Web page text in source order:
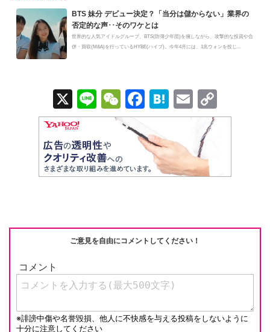
BTS 妹分 デビュー決定？「当分は儲からない」業界の
否定的な声･･そのワケとは
世界的な人気アイドルグループ、BTS(防弾少年団)を擁しながら、攻撃的な投資や合
併・買収(M&A)を行っているHYBE(ハイブ)。今年4月には、1兆ウォンを投じ...
X Li
n
e
W
e
C
at
F
a
c
e
b
k
H
at
e
n
a
E
m
ail
o
Li
ご意見を自由にコメントしてください！